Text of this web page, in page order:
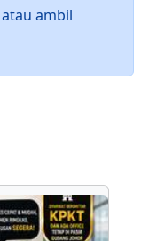
ambil